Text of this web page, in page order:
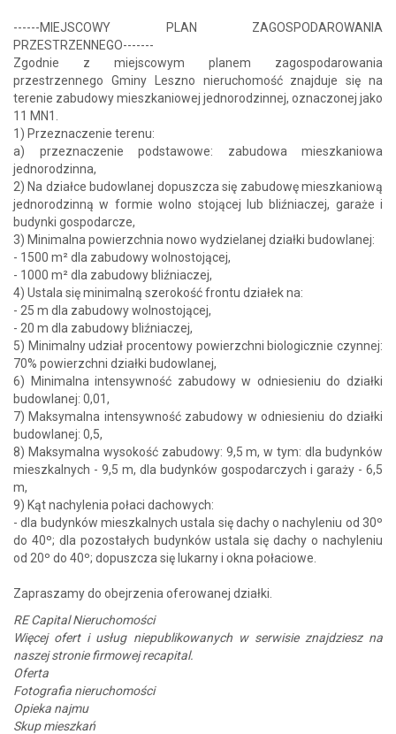
------MIEJSCOWY PLAN ZAGOSPODAROWANIA
PRZESTRZENNEGO-------
Zgodnie z miejscowym planem zagospodarowania
przestrzennego Gminy Leszno nieruchomość znajduje się na
terenie zabudowy mieszkaniowej jednorodzinnej, oznaczonej jako
11 MN1.
1) Przeznaczenie terenu:
a) przeznaczenie podstawowe: zabudowa mieszkaniowa
jednorodzinna,
2) Na działce budowlanej dopuszcza się zabudowę mieszkaniową
jednorodzinną w formie wolno stojącej lub bliźniaczej, garaże i
budynki gospodarcze,
3) Minimalna powierzchnia nowo wydzielanej działki budowlanej:
- 1500 m² dla zabudowy wolnostojącej,
- 1000 m² dla zabudowy bliźniaczej,
4) Ustala się minimalną szerokość frontu działek na:
- 25 m dla zabudowy wolnostojącej,
- 20 m dla zabudowy bliźniaczej,
5) Minimalny udział procentowy powierzchni biologicznie czynnej:
70% powierzchni działki budowlanej,
6) Minimalna intensywność zabudowy w odniesieniu do działki
budowlanej: 0,01,
7) Maksymalna intensywność zabudowy w odniesieniu do działki
budowlanej: 0,5,
8) Maksymalna wysokość zabudowy: 9,5 m, w tym: dla budynków
mieszkalnych - 9,5 m, dla budynków gospodarczych i garaży - 6,5
m,
9) Kąt nachylenia połaci dachowych:
- dla budynków mieszkalnych ustala się dachy o nachyleniu od 30º
do 40º; dla pozostałych budynków ustala się dachy o nachyleniu
od 20º do 40º; dopuszcza się lukarny i okna połaciowe.
Zapraszamy do obejrzenia oferowanej działki.
RE Capital Nieruchomości
Więcej ofert i usług niepublikowanych w serwisie znajdziesz na
naszej stronie firmowej recapital.
Oferta
Fotografia nieruchomości
Opieka najmu
Skup mieszkań